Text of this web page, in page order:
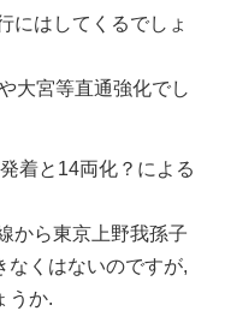
にはしてくるでしょ
大宮等直通強化でし
着と14両化？による
から東京上野我孫子
なくはないのですが,
うか.